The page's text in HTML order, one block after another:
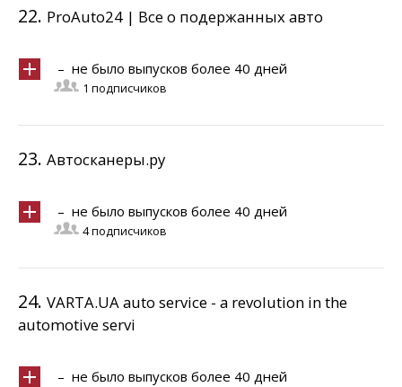
22. ProAuto24 | Все о подержанных авто
– не было выпусков более 40 дней
1 подписчиков
23. Автосканеры.ру
– не было выпусков более 40 дней
4 подписчиков
24. VARTA.UA auto service - a revolution in the
automotive servi
– не было выпусков более 40 дней